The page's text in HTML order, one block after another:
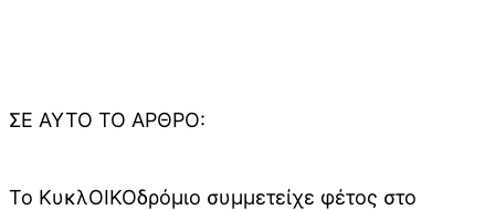
ΣΕ ΑΥΤΌ ΤΟ ΆΡΘΡΟ:
Το ΚυκλΟΙΚΟδρόμιο συμμετείχε φέτος στο